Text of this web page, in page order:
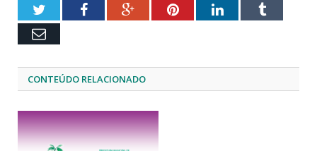
TwitterFacebookGoogle+PinterestLinkedInTumblr
Email
CONTEÚDO RELACIONADO